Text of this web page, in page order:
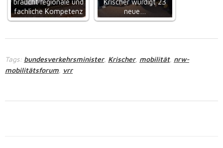
braucht regionale und
fachliche Kompetenz
Krischer würdigt 23
neue…
Tags: bundesverkehrsminister, Krischer, mobilität, nrw-
mobilitätsforum vrr